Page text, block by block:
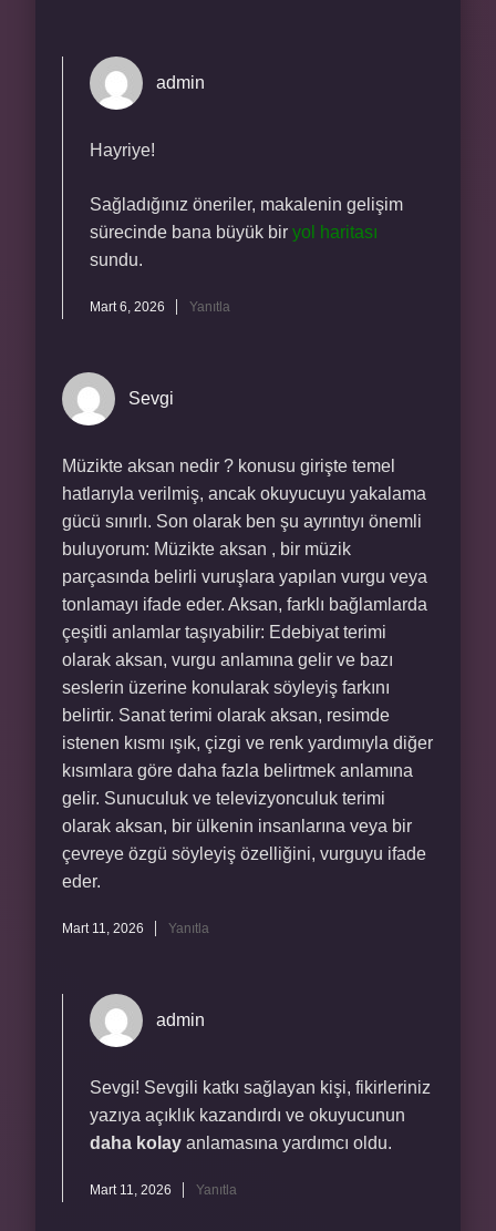
admin
Hayriye!
Sağladığınız öneriler, makalenin gelişim
sürecinde bana büyük bir yol haritası
sundu.
Mart 6, 2026 Yanıtla
Sevgi
Müzikte aksan nedir ? konusu girişte temel
hatlarıyla verilmiş, ancak okuyucuyu yakalama
gücü sınırlı. Son olarak ben şu ayrıntıyı önemli
buluyorum: Müzikte aksan , bir müzik
parçasında belirli vuruşlara yapılan vurgu veya
tonlamayı ifade eder. Aksan, farklı bağlamlarda
çeşitli anlamlar taşıyabilir: Edebiyat terimi
olarak aksan, vurgu anlamına gelir ve bazı
seslerin üzerine konularak söyleyiş farkını
belirtir. Sanat terimi olarak aksan, resimde
istenen kısmı ışık, çizgi ve renk yardımıyla diğer
kısımlara göre daha fazla belirtmek anlamına
gelir. Sunuculuk ve televizyonculuk terimi
olarak aksan, bir ülkenin insanlarına veya bir
çevreye özgü söyleyiş özelliğini, vurguyu ifade
eder.
Mart 11, 2026 Yanıtla
admin
Sevgi! Sevgili katkı sağlayan kişi, fikirleriniz
yazıya açıklık kazandırdı ve okuyucunun
daha kolay anlamasına yardımcı oldu.
Mart 11, 2026 Yanıtla